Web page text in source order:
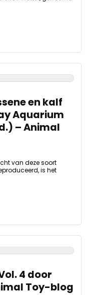
en kalf
Aquarium
– Animal
van deze soort
is het
4 door
Toy-blog